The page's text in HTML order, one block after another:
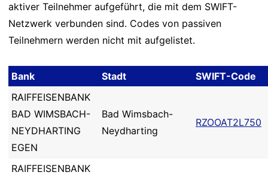
aktiver Teilnehmer aufgeführt, die mit dem SWIFT-
Netzwerk verbunden sind. Codes von passiven
Teilnehmern werden nicht mit aufgelistet.
Bank Stadt
SWIFT-Code
RAIFFEISENBANK
BAD WIMSBACH-
NEYDHARTING
EGEN
Bad Wimsbach-
Neydharting
RZOOAT2L750
RAIFFEISENBANK